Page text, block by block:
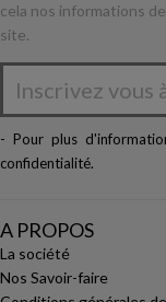
cela nos informations
site.
- Pour plus
confidentialité.
A PROPOS
La société
Nos Savoir-faire